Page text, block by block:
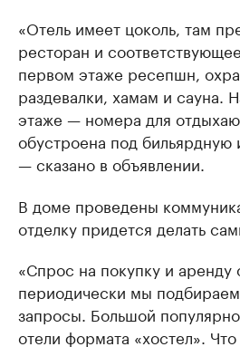
«Отель имеет цоколь, там
ресторан и
первом этаже ресепшн,
раздевалки, хамам и сауна.
этаже — номера для
обустроена под бильярдную
— сказано в объявлении.
В доме проведены
отделку придется делать
«Спрос на покупку и аренду
периодически мы
запросы. Большой
отели формата «хостел».